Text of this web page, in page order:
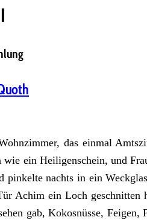
das einmal
ein Heiligenschein, und
nachts in ein
Achim ein Loch geschnitten
gab, Kokosnüsse,